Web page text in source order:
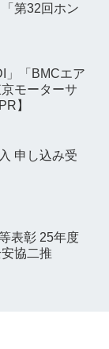
第32回ホン
」「BMCエア
モーターサ
】
申し込み受
表彰 25年度
協二推